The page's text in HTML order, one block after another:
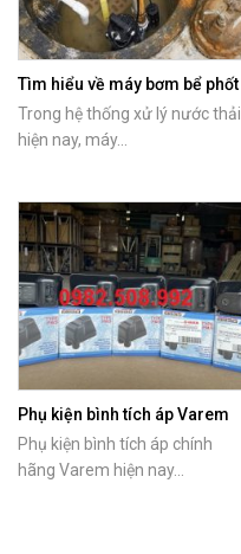
Tìm hiểu về máy bơm bể phốt
Tsurumi
Trong hệ thống xử lý nước thải
hiện nay, máy...
Phụ kiện bình tích áp Varem
chính hãng
Phụ kiện bình tích áp chính
hãng Varem hiện nay...